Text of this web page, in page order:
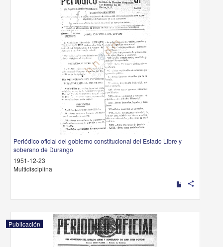
Periódico oficial del gobierno constitucional del Estado Libre y
soberano de Durango
1951-12-23
Multidisciplina
share
Publicación